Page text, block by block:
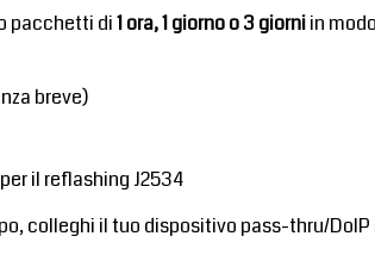
pacchetti di1 ora, 1 giorno o 3 giorniin
breve)
il reflashing J2534
colleghi il tuo dispositivo pass-thru/